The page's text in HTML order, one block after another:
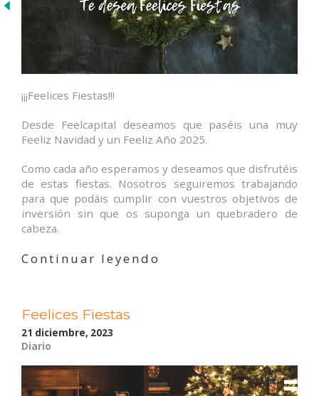
¡¡¡Feelices Fiestas!!!
Desde Feelcapital deseamos que paséis una muy
Feeliz Navidad y un Feeliz Año 2025.
Como cada año esperamos y deseamos que disfrutéis
de estas fiestas. Nosotros seguiremos trabajando
para que podáis cumplir con vuestros objetivos de
inversión sin que os suponga un quebradero de
cabeza.
Continuar leyendo
Feelices Fiestas
21 diciembre, 2023
Diario